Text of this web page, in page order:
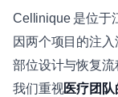
Cellinique 是位于
因两个项目的注入
部位设计与恢复流
我们重视医疗团队